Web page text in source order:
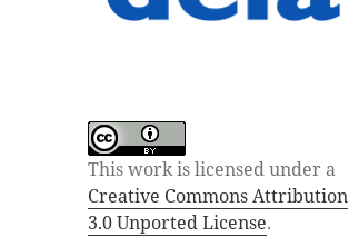
This work is licensed under a
Creative Commons Attribution
3.0 Unported License.